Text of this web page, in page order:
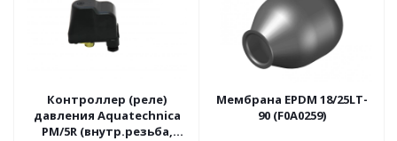
Контроллер (реле)
давления Aquatechnica
РМ/5R (внутр.резьба,
Мембрана EPDM 18/25LT-
90 (F0A0259)